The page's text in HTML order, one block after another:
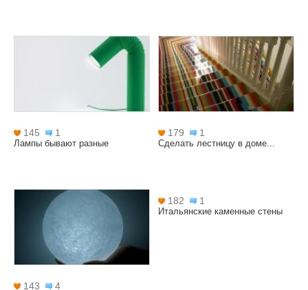
145 1
Лампы бывают разные
179 1
Сделать лестницу в доме...
143 4
182 1
Итальянские каменные стены